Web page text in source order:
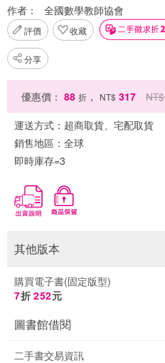
作者： 全國數學教師協會
評價 收藏
分享
優惠價： 88 折 ， NT$ 317 NT$
運送方式： 超商取貨、宅配取貨
銷售地區： 全球
即時庫存=3
其他版本
購買電子書(固定版型)
7折 252元
圖書館借閱
二手書交易資訊